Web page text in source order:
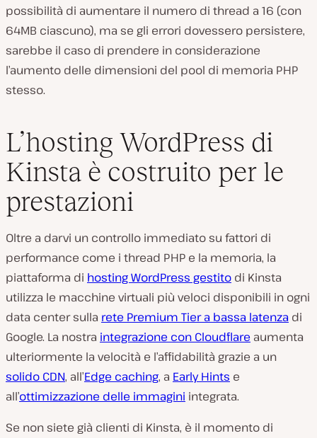
possibilità di aumentare il numero di thread a 16 (con
64MB ciascuno), ma se gli errori dovessero persistere,
sarebbe il caso di prendere in considerazione
l’aumento delle dimensioni del pool di memoria PHP
stesso.
L’hosting WordPress di
Kinsta è costruito per le
prestazioni
Oltre a darvi un controllo immediato su fattori di
performance come i thread PHP e la memoria, la
piattaforma di hosting WordPress gestito di Kinsta
utilizza le macchine virtuali più veloci disponibili in ogni
data center sulla rete Premium Tier a bassa latenza di
Google. La nostra integrazione con Cloudflare aumenta
ulteriormente la velocità e l’affidabilità grazie a un
solido CDN, all’Edge caching, a Early Hints e
all’ottimizzazione delle immagini integrata.
Se non siete già clienti di Kinsta, è il momento di